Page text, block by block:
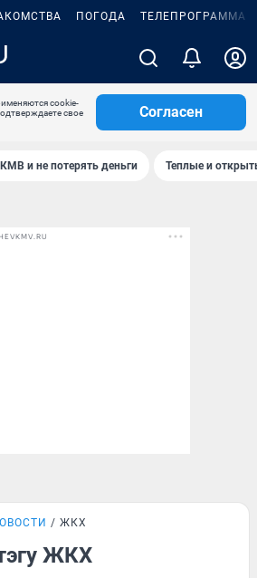
ПОГОДА ТЕЛЕПРОГРАММА
cookie-
свое
Согласен
и не потерять деньги Теплые и
ЖКХ
ЖКХ